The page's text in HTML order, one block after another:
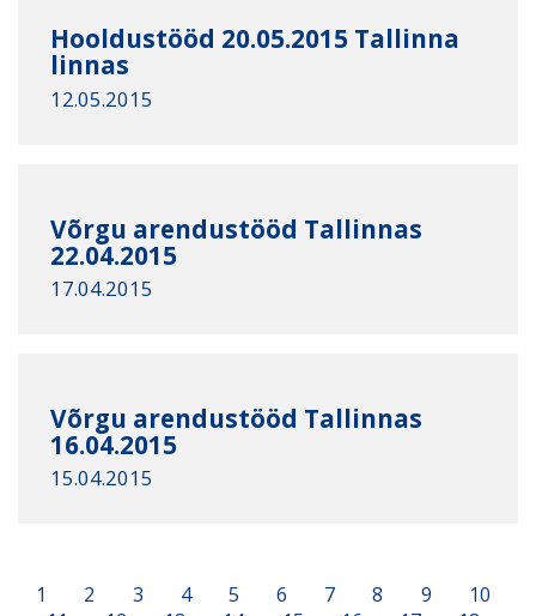
Hooldustööd 20.05.2015 Tallinna
linnas
12.05.2015
Võrgu arendustööd Tallinnas
22.04.2015
17.04.2015
Võrgu arendustööd Tallinnas
16.04.2015
15.04.2015
1 2 3 4 5 6 7 8 9
10